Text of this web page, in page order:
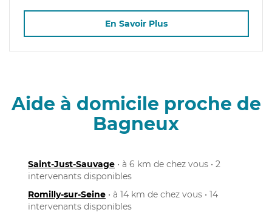
En Savoir Plus
Aide à domicile proche de
Bagneux
Saint-Just-Sauvage • à 6 km de chez vous • 2
intervenants disponibles
Romilly-sur-Seine • à 14 km de chez vous • 14
intervenants disponibles